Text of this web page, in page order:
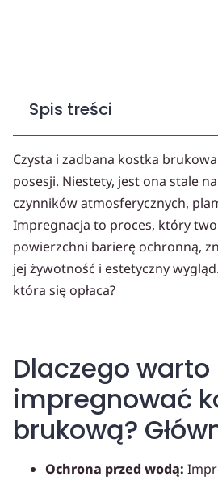
Spis treści
Czysta i zadbana kostka
posesji. Niestety, jest ona stale
czynników atmosferycznych,
Impregnacja to proces, który
powierzchni barierę ochronną,
jej żywotność i estetyczny
która się opłaca?
Dlaczego warto
impregnować
brukową?
Ochrona przed wodą: